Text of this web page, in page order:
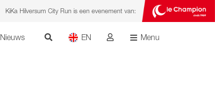
KiKa Hilversum City Run is een evenement van:
Nieuws EN Menu